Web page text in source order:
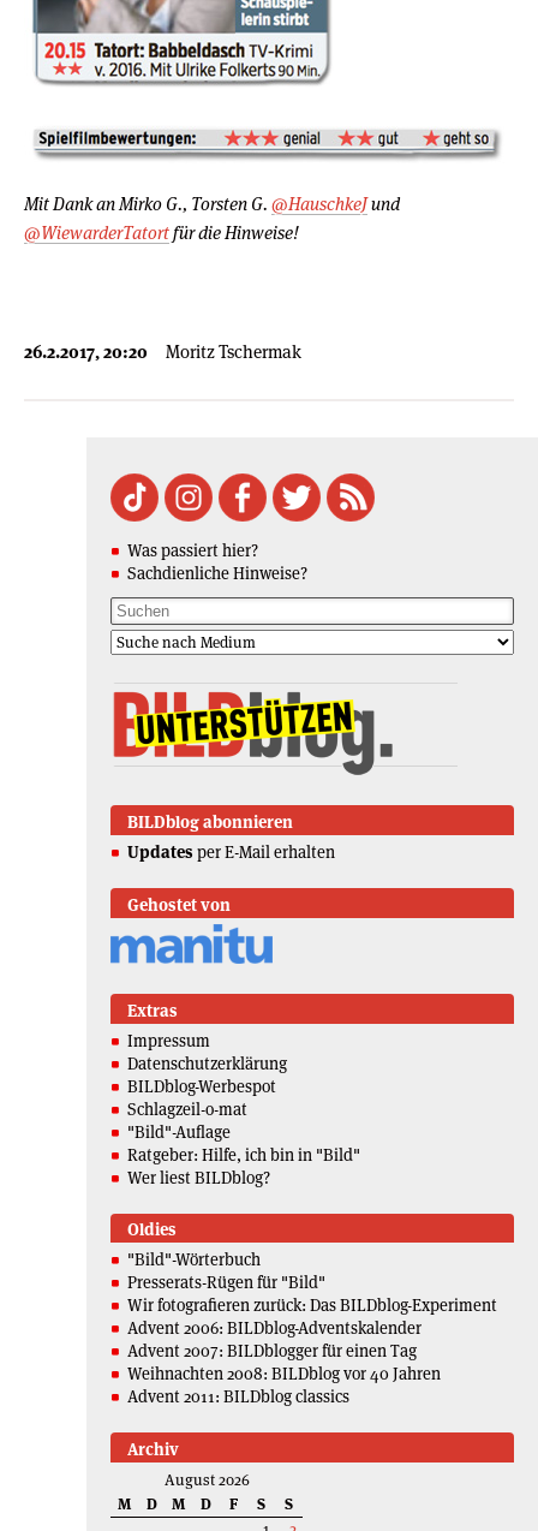
Mit Dank an Mirko G., Torsten G. @HauschkeJund
@WiewarderTatortfür die Hinweise!
26.2.2017, 20:20 Moritz Tschermak
Was passiert hier?
Sachdienliche Hinweise?
BILDblog abonnieren
Updates per E-Mail erhalten
Gehostet von
Extras
Impressum
Datenschutzerklärung
BILDblog-Werbespot
Schlagzeil-o-mat
"Bild"-Auflage
Ratgeber: Hilfe, ich bin in "Bild"
Wer liest BILDblog?
Oldies
"Bild"-Wörterbuch
Presserats-Rügen für "Bild"
Wir fotografieren zurück: Das BILDblog-Experiment
Advent 2006: BILDblog-Adventskalender
Advent 2007: BILDblogger für einen Tag
Weihnachten 2008: BILDblog vor 40 Jahren
Advent 2011: BILDblog classics
Archiv
August 2026
M
D M D F S
S